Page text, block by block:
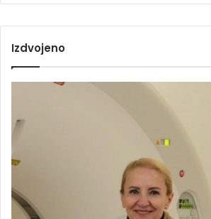
Izdvojeno